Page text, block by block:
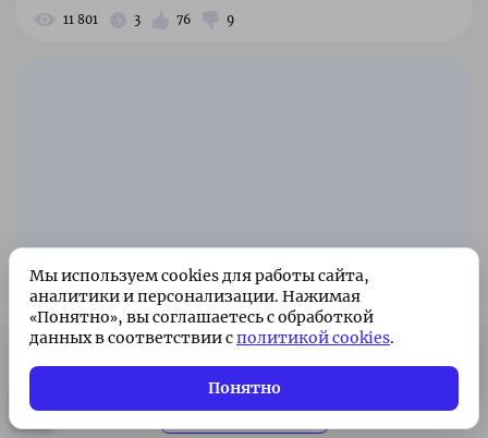
11 801 3 76 9
Загрузить еще
Мы используем cookies для работы сайта,
аналитики и персонализации. Нажимая
«Понятно», вы соглашаетесь с обработкой
данных в соответствии сполитикой cookies.
Понятно